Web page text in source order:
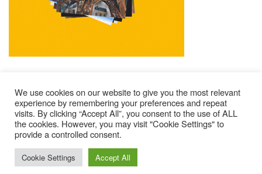
Mentions Légales Contacts
Où Trouver Poly ?
Lire Les Anciens N°
S’abonner À Poly
© 2025 – Magazine Poly – BKN
We use cookies on our website to give you the most relevant
experience by remembering your preferences and repeat
visits. By clicking “Accept All”, you consent to the use of ALL
the cookies. However, you may visit "Cookie Settings" to
provide a controlled consent.
Cookie Settings Accept All